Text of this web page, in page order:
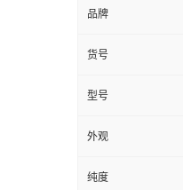
品牌
货号
型号
外观
纯度